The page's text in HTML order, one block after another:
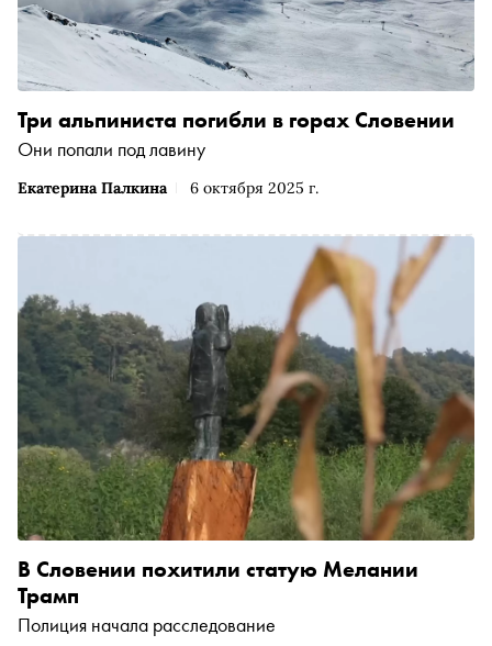
Екатерина Палкина 6 октября 2025 г.
Три альпиниста погибли в горах Словении
Они попали под лавину
В Словении похитили статую Мелании
Трамп
Полиция начала расследование